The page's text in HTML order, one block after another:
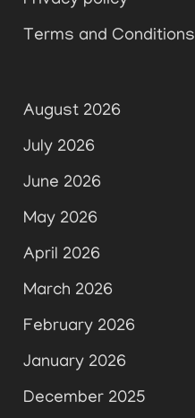
Terms and Conditions
August 2026
July 2026
June 2026
May 2026
April 2026
March 2026
February 2026
January 2026
December 2025